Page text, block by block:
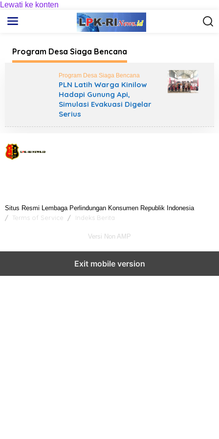
Lewati ke konten
Program Desa Siaga Bencana
Program Desa Siaga Bencana
PLN Latih Warga Kinilow
Hadapi Gunung Api,
Simulasi Evakuasi Digelar
Serius
Situs Resmi Lembaga Perlindungan Konsumen Republik Indonesia
Terms of Service Indeks Berita
Versi Non AMP
Exit mobile version